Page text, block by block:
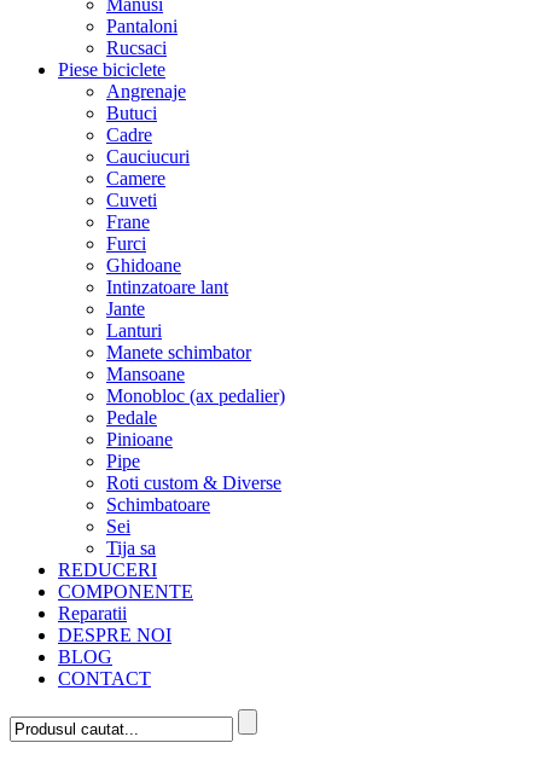
Manusi
Pantaloni
Rucsaci
Piese biciclete
Angrenaje
Butuci
Cadre
Cauciucuri
Camere
Cuveti
Frane
Furci
Ghidoane
Intinzatoare lant
Jante
Lanturi
Manete schimbator
Mansoane
Monobloc (ax pedalier)
Pedale
Pinioane
Pipe
Roti custom & Diverse
Schimbatoare
Sei
Tija sa
REDUCERI
COMPONENTE
Reparatii
DESPRE NOI
BLOG
CONTACT